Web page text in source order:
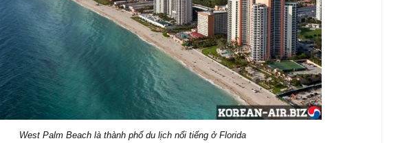
West Palm Beach là thành phố du lịch nổi tiếng ở Florida